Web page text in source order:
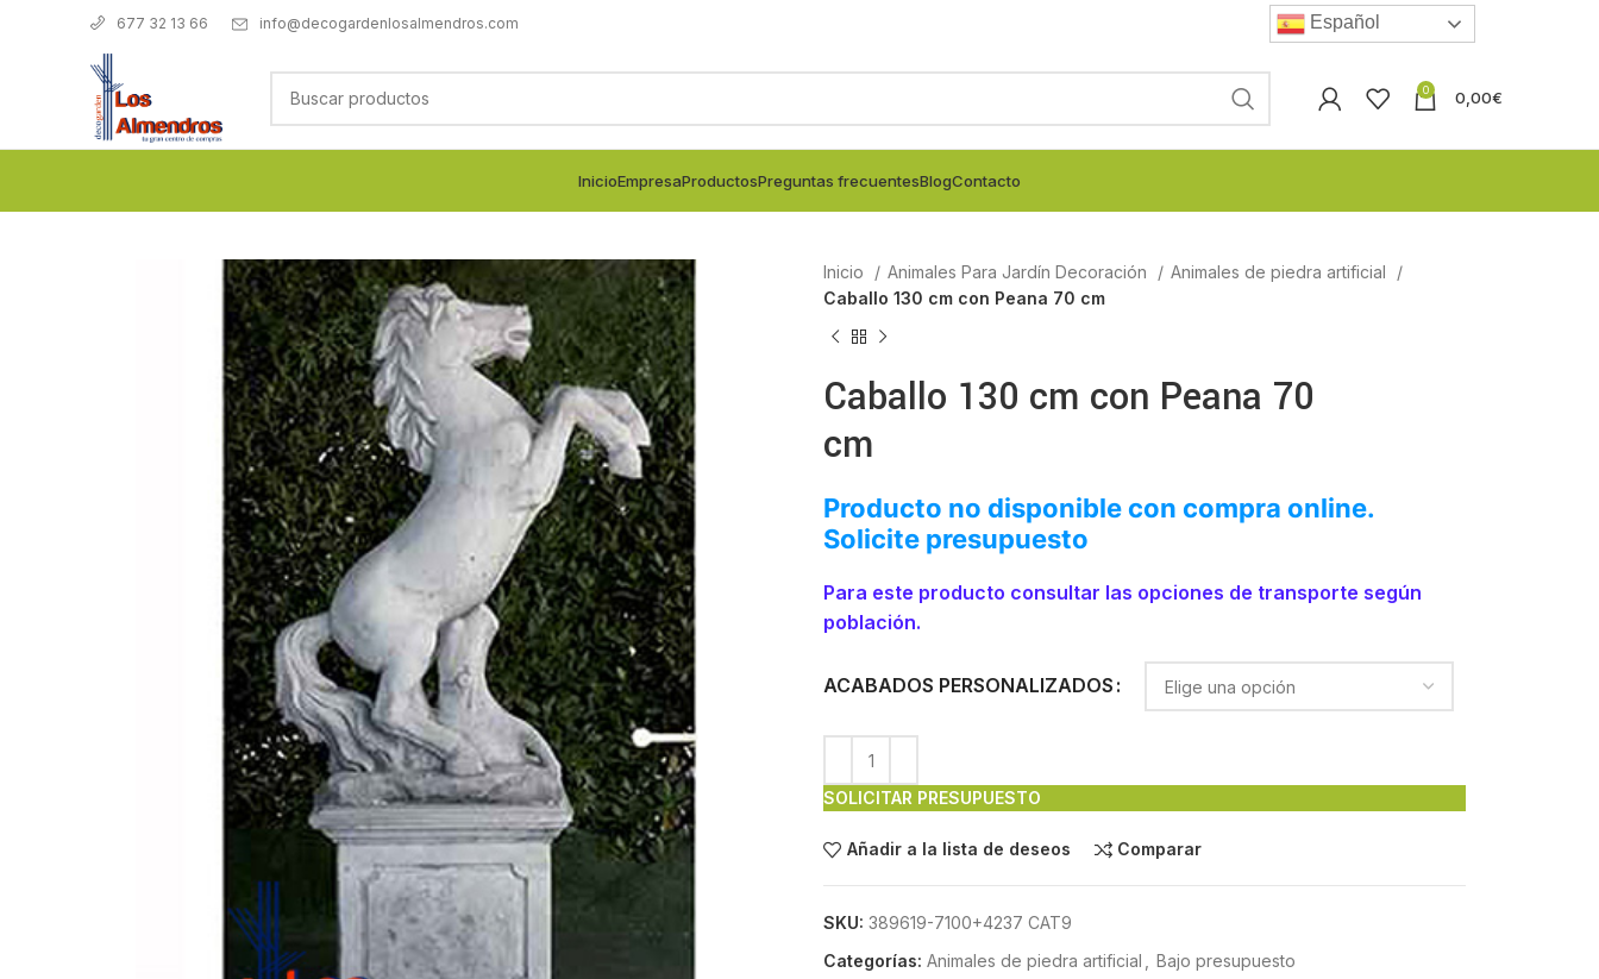
677 32 13 66 info@decogardenlosalmendros.com Español
0 0,00€
InicioEmpresaProductosPreguntas frecuentesBlogContacto
Inicio Animales Para Jardín Decoración
Animales de piedra artificial
Caballo 130 cm con Peana 70 cm
Caballo 130 cm con Peana 70
cm
Producto no disponible con compra online.
Solicite presupuesto
Para este producto consultar las opciones de transporte según
población.
ACABADOS PERSONALIZADOS
SOLICITAR PRESUPUESTO
Añadir a la lista de deseos Comparar
SKU: 389619-7100+4237 CAT9
Categorías: Animales de piedra artificial Bajo presupuesto